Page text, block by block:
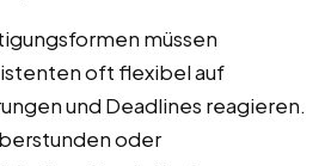
müssen
oft flexibel auf
und Deadlines reagieren.
oder